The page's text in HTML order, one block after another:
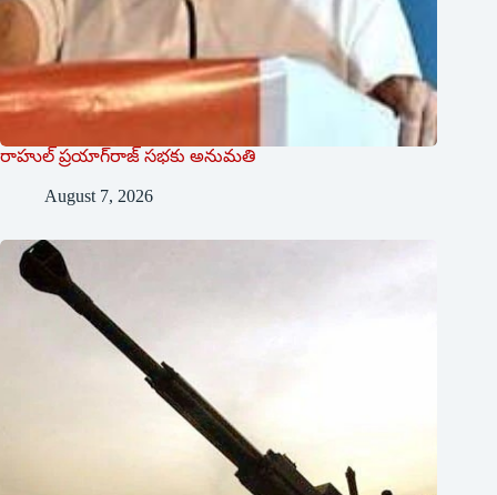
రాహుల్‌ ‌ప్రయాగ్‌రాజ్‌ ‌సభకు అనుమతి
August 7, 2026